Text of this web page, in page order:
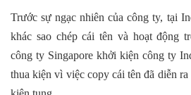
Trước sự ngạc nhiên của công ty, tại
khác sao chép cái tên và hoạt động
công ty Singapore khởi kiện công ty
thua kiện vì việc copy cái tên đã diễn